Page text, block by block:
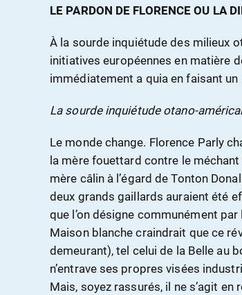
LE PARDON DE FLORENCE OU LA
À la sourde inquiétude des milieux
initiatives européennes en matière
immédiatement a quia en faisant
La sourde inquiétude otano-
Le monde change. Florence Parly
la mère fouettard contre le
mère câlin à l’égard de Tonton
deux grands gaillards auraient été
que l’on désigne communément
Maison blanche craindrait que ce
demeurant), tel celui de la Belle au
n’entrave ses propres visées
Mais, soyez rassurés, il ne s’agit